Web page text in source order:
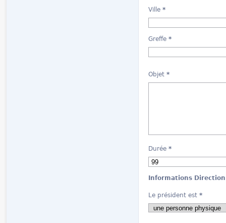
Ville *
Greffe *
Objet *
Durée *
Informations Direction
Le président est *